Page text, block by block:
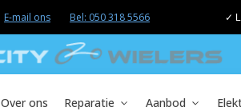
E-mail ons Bel: 050 318 5566 ✓
Over ons Reparatie Aanbod